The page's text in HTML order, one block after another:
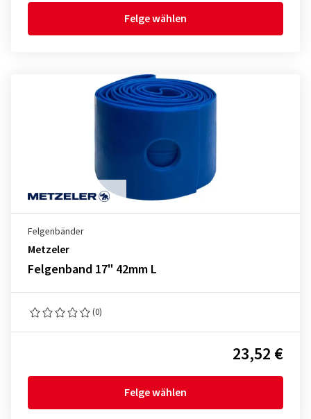
Felge wählen
Felgenbänder
Metzeler
Felgenband 17" 42mm L
(0)
23,52 €
Felge wählen